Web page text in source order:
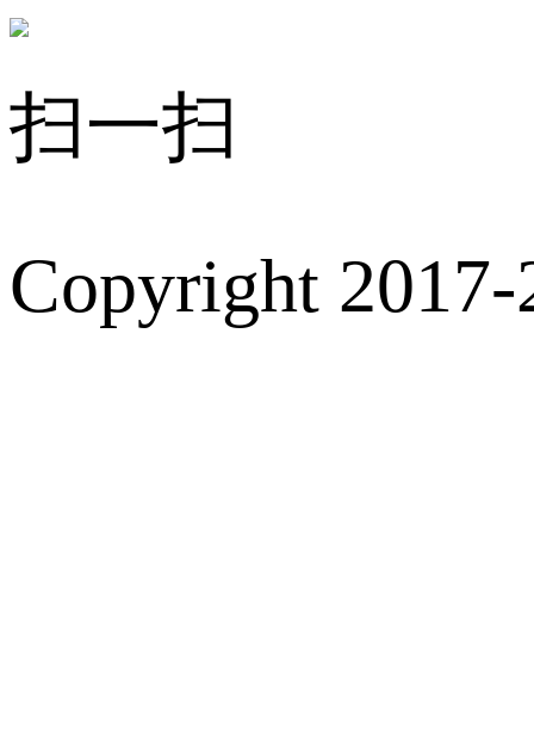
扫一扫
Copyright